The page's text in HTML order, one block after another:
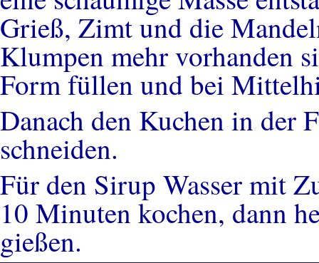
Grieß, Zimt und die
Klumpen mehr vorhanden
Form füllen und bei
Danach den Kuchen in der
schneiden.
Für den Sirup Wasser mit
10 Minuten kochen, dann
gießen.